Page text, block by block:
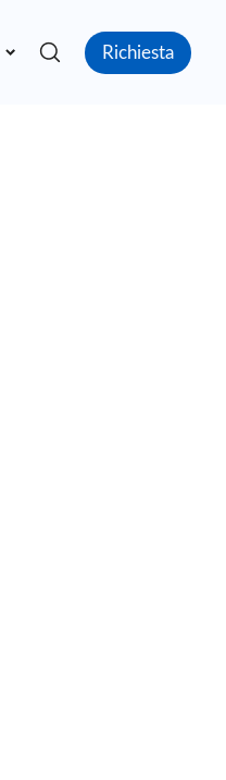
Richiesta